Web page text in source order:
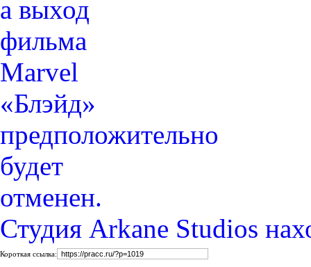
Студия Arkane Studios
Короткая ссылка: